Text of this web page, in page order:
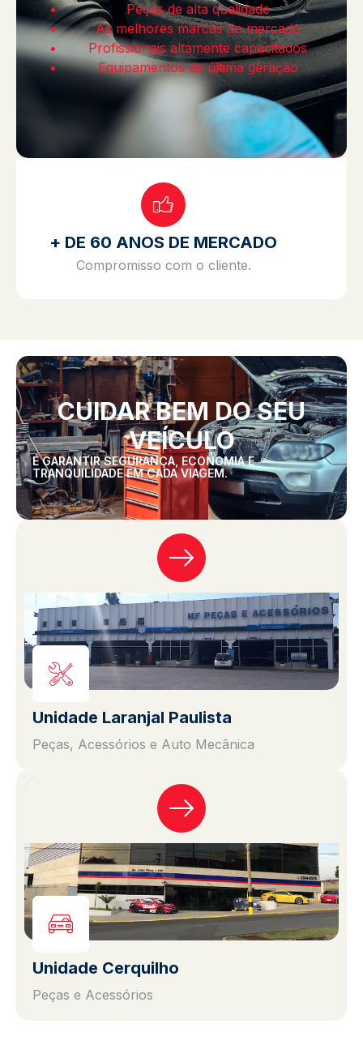
Peças de alta qualidade
As melhores marcas do mercado
Profissionais altamente capacitados
Equipamentos de última geração
+ DE 60 ANOS DE MERCADO
Compromisso com o cliente.
CUIDAR BEM DO SEU
VEÍCULO
É GARANTIR SEGURANÇA, ECONOMIA E
TRANQUILIDADE EM CADA VIAGEM.
Unidade Laranjal Paulista
Peças, Acessórios e Auto Mecânica
Unidade Cerquilho
Peças e Acessórios